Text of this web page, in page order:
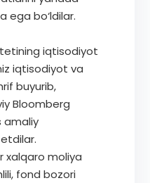
ega bo‘ldilar.
iqtisodiyot
iqtisodiyot va
buyurib,
Bloomberg
amaliy
xalqaro moliya
fond bozori